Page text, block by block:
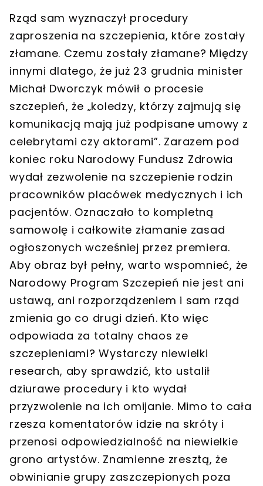
Rząd sam wyznaczył procedury
zaproszenia na szczepienia, które zostały
złamane. Czemu zostały złamane? Między
innymi dlatego, że już 23 grudnia minister
Michał Dworczyk mówił o procesie
szczepień, że „koledzy, którzy zajmują się
komunikacją mają już podpisane umowy z
celebrytami czy aktorami”. Zarazem pod
koniec roku Narodowy Fundusz Zdrowia
wydał zezwolenie na szczepienie rodzin
pracowników placówek medycznych i ich
pacjentów. Oznaczało to kompletną
samowolę i całkowite złamanie zasad
ogłoszonych wcześniej przez premiera.
Aby obraz był pełny, warto wspomnieć, że
Narodowy Program Szczepień nie jest ani
ustawą, ani rozporządzeniem i sam rząd
zmienia go co drugi dzień. Kto więc
odpowiada za totalny chaos ze
szczepieniami? Wystarczy niewielki
research, aby sprawdzić, kto ustalił
dziurawe procedury i kto wydał
przyzwolenie na ich omijanie. Mimo to cała
rzesza komentatorów idzie na skróty i
przenosi odpowiedzialność na niewielkie
grono artystów. Znamienne zresztą, że
obwinianie grupy zaszczepionych poza